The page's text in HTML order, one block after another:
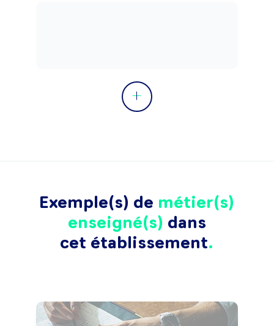
Exemple(s) de métier(s)
enseigné(s) dans
cet établissement